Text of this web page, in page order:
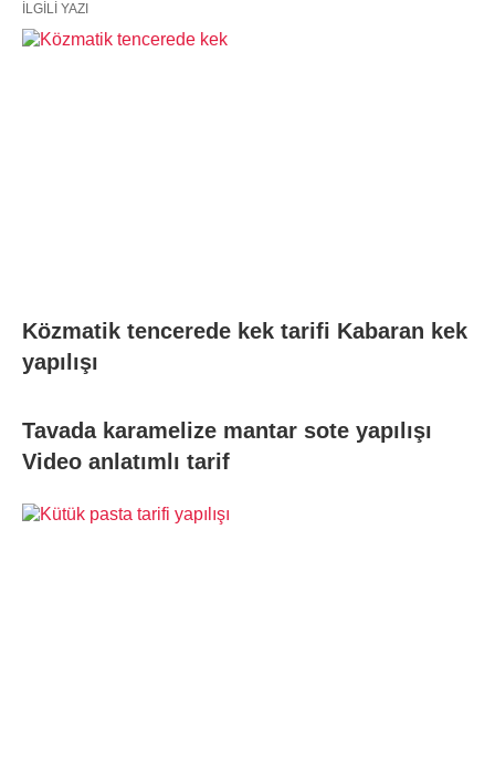
İLGILI YAZI
Közmatik tencerede kek tarifi Kabaran kek
yapılışı
Tavada karamelize mantar sote yapılışı
Video anlatımlı tarif